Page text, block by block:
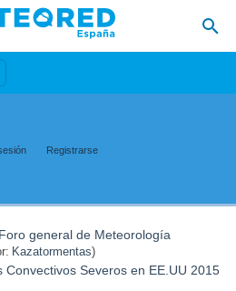
Registrarse
Foro general de Meteorología
Kazatormentas)
Convectivos Severos en EE.UU 2015